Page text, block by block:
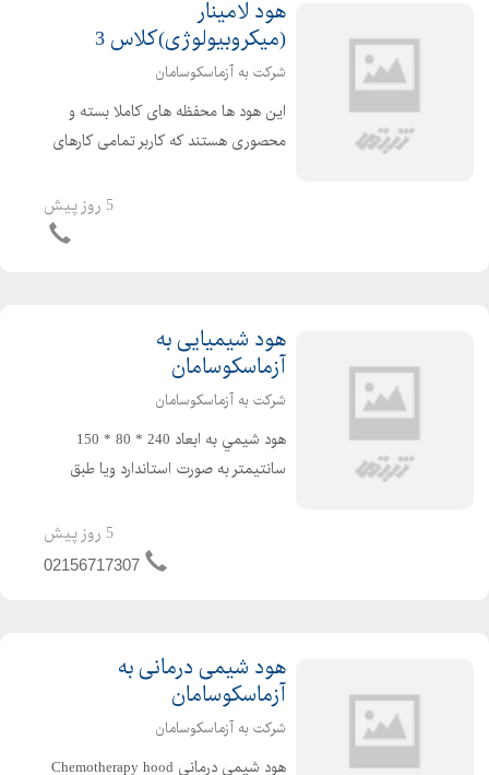
هود لامینار
(میکروبیولوژی)کلاس 3
شرکت به آزماسکوسامان
این هود ها محفظه های کاملا بسته و
محصوری هستند که کاربر تمامی کارهای
غیر قابل نفوذی که در جلوی دستگاه
تعبیه شده است انجام می دهد . این هود
5 روز پیش
هود شیمیایی به
آزماسکوسامان
شرکت به آزماسکوسامان
هود شيمي به ابعاد 240 * 80 * 150
سانتیمتر به صورت استاندارد ویا طبق
اسكلت : پروفيل فولادي استاندارد گریدA
5 روز پیش
02156717307
هود شیمی درمانی به
آزماسکوسامان
شرکت به آزماسکوسامان
هود شیمی درمانی Chemotherapy hood